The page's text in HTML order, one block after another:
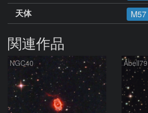
天体
M57
関連作品
NGC40 Abell79